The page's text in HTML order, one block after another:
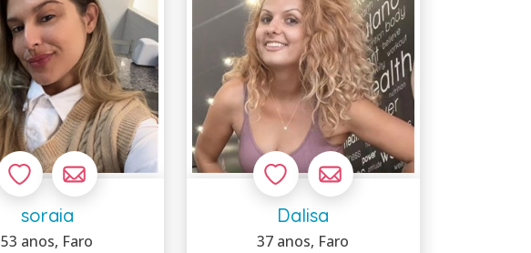
soraia
53 anos, Faro
Dalisa
37 anos, Faro